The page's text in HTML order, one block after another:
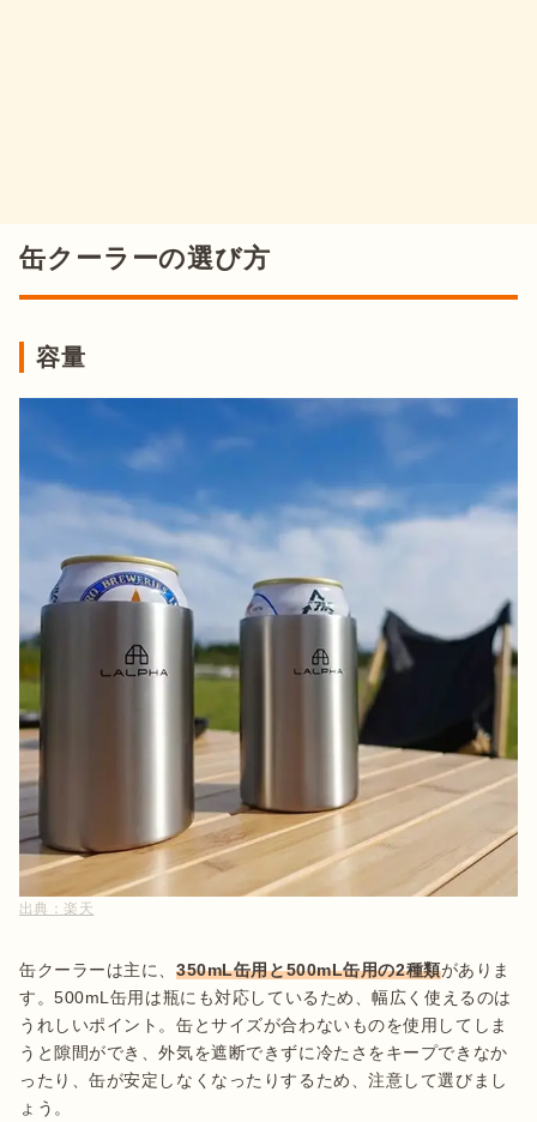
缶クーラーの選び方
容量
出典： 楽天
缶クーラーは主に、350mL缶用と500mL缶用の2種類がありま
す。500mL缶用は瓶にも対応しているため、幅広く使えるのは
うれしいポイント。缶とサイズが合わないものを使用してしま
うと隙間ができ、外気を遮断できずに冷たさをキープできなか
ったり、缶が安定しなくなったりするため、注意して選びまし
ょう。